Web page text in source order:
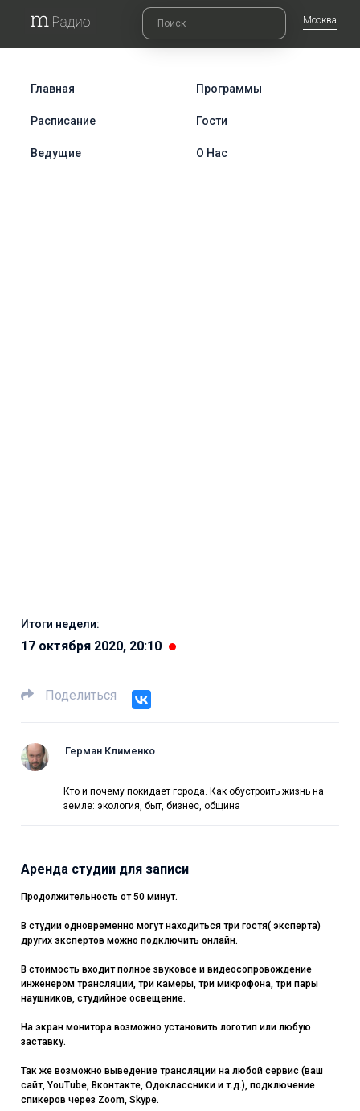
Москва
Главная Программы
Расписание Гости
Ведущие О Нас
Итоги недели:
17 октября 2020, 20:10
Поделиться
Герман Клименко
Кто и почему покидает города. Как обустроить жизнь на
земле: экология, быт, бизнес, община
Аренда студии для записи
Продолжительность от 50 минут.
В студии одновременно могут находиться три гостя( эксперта)
других экспертов можно подключить онлайн.
В стоимость входит полное звуковое и видеосопровождение
инженером трансляции, три камеры, три микрофона, три пары
наушников, студийное освещение.
На экран монитора возможно установить логотип или любую
заставку.
Так же возможно выведение трансляции на любой сервис (ваш
сайт, YouTube, Вконтакте, Одоклассники и т.д.), подключение
спикеров через Zoom, Skype.